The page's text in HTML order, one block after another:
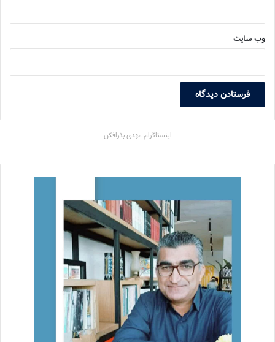
وب‌ سایت
اینستاگرام مهدی بذرافکن